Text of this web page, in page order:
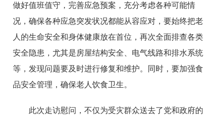
做好值班值守，完善应急预案，充分考虑各种可能情
况，确保各种应急突发状况都能从容应对，要始终把老
人的生命安全和身体健康放在首位，再次全面排查各类
安全隐患，尤其是房屋结构安全、电气线路和排水系统
等，发现问题要及时进行修复和维护。同时，要加强食
品安全管理，确保老人饮食卫生。
此次走访慰问，不仅为受灾群众送去了党和政府的